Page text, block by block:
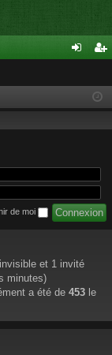
cri
de moi
et 1 invité
minutes)
a été de 453 le